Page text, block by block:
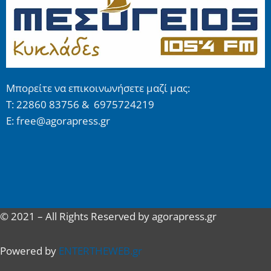
Μπορείτε να επικοινωνήσετε μαζί μας:
Τ: 22860 83756 & 6975724219
E: free@agorapress.gr
© 2021 – All Rights Reserved by agorapress.gr
Powered by ENTERTHEWEB.gr